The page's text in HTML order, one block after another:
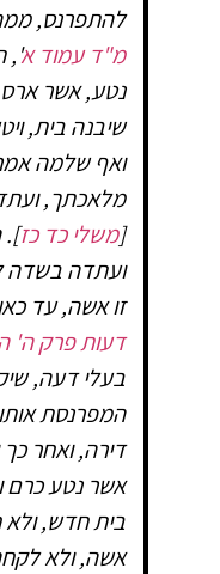
להתפרנס,
מ"ד עמוד א',
נטע, אשר
שיבנה בית,
ואף שלמה
מלאכתך,
[משלי כד כז].
ועתדה בשדה
זו אשה, עד
דעות פרק ה'
בעלי דעה,
המפרנסת
דירה, ואחר
אשר נטע כרם
בית חדש, ולא
אשה, ולא